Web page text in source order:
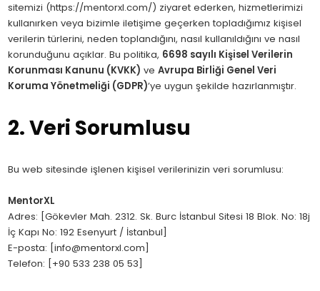
sitemizi (https://mentorxl.com/) ziyaret ederken, hizmetlerimizi
kullanırken veya bizimle iletişime geçerken topladığımız kişisel
verilerin türlerini, neden toplandığını, nasıl kullanıldığını ve nasıl
korunduğunu açıklar. Bu politika, 6698 sayılı Kişisel Verilerin
Korunması Kanunu (KVKK) ve Avrupa Birliği Genel Veri
Koruma Yönetmeliği (GDPR)’ye uygun şekilde hazırlanmıştır.
2. Veri Sorumlusu
Bu web sitesinde işlenen kişisel verilerinizin veri sorumlusu:
MentorXL
Adres: [Gökevler Mah. 2312. Sk. Burc İstanbul Sitesi 18 Blok. No: 18j
İç Kapı No: 192 Esenyurt / İstanbul]
E-posta: [ info@mentorxl.com
Telefon: [+90 533 238 05 53]